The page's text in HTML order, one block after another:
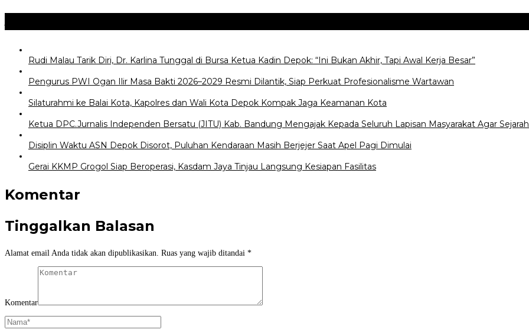
Rudi Malau Tarik Diri, Dr. Karlina Tunggal di Bursa Ketua Kadin Depok: “Ini Bukan Akhir, Tapi Awal Kerja Besar”
Pengurus PWI Ogan Ilir Masa Bakti 2026–2029 Resmi Dilantik, Siap Perkuat Profesionalisme Wartawan
Silaturahmi ke Balai Kota, Kapolres dan Wali Kota Depok Kompak Jaga Keamanan Kota
Ketua DPC.Jurnalis Independen Bersatu (JITU) Kab. Bandung Mengajak Kepada Seluruh Lapisan Masyarakat Agar
Disiplin Waktu ASN Depok Disorot, Puluhan Kendaraan Masih Berjejer Saat Apel Pagi Dimulai
Gerai KKMP Grogol Siap Beroperasi, Kasdam Jaya Tinjau Langsung Kesiapan Fasilitas
Komentar
Tinggalkan Balasan
Alamat email Anda tidak akan dipublikasikan. Ruas yang wajib ditandai *
Komentar